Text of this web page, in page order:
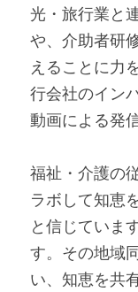
光・旅行業と
や、介助者研
えることに力
行会社のイン
動画による発
福祉・介護の
ラボして知恵
と信じていま
す。その地域
い、知恵を共